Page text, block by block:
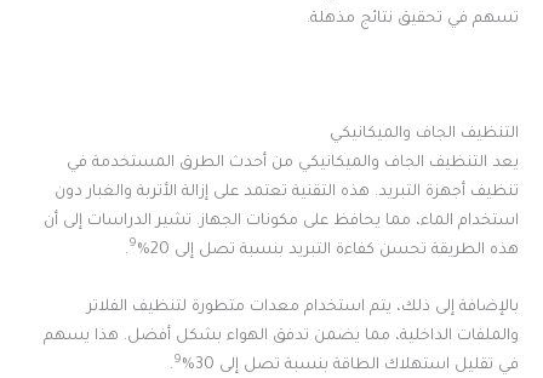
تسهم في تحقيق نتائج مذهلة.
التنظيف الجاف والميكانيكي
يعد التنظيف الجاف والميكانيكي من أحدث الطرق المستخدمة في
تنظيف أجهزة التبريد. هذه التقنية تعتمد على إزالة الأتربة والغبار دون
استخدام الماء، مما يحافظ على مكونات الجهاز. تشير الدراسات إلى أن
هذه الطريقة تحسن كفاءة التبريد بنسبة تصل إلى 20%
9
.
بالإضافة إلى ذلك، يتم استخدام معدات متطورة لتنظيف الفلاتر
والملفات الداخلية، مما يضمن تدفق الهواء بشكل أفضل. هذا يسهم
في تقليل استهلاك الطاقة بنسبة تصل إلى 30%
9
.